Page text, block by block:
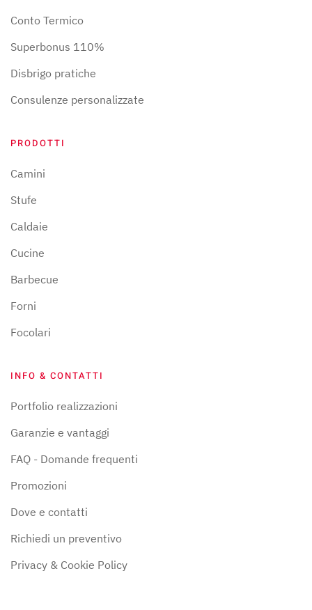
Conto Termico
Superbonus 110%
Disbrigo pratiche
Consulenze personalizzate
PRODOTTI
Camini
Stufe
Caldaie
Cucine
Barbecue
Forni
Focolari
INFO & CONTATTI
Portfolio realizzazioni
Garanzie e vantaggi
FAQ - Domande frequenti
Promozioni
Dove e contatti
Richiedi un preventivo
Privacy & Cookie Policy